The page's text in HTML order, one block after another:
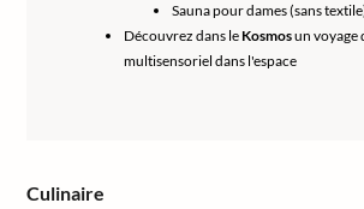
Sauna pour dames (sans
Découvrez dans le Kosmosun voyage
multisensoriel dans l'espace
Culinaire